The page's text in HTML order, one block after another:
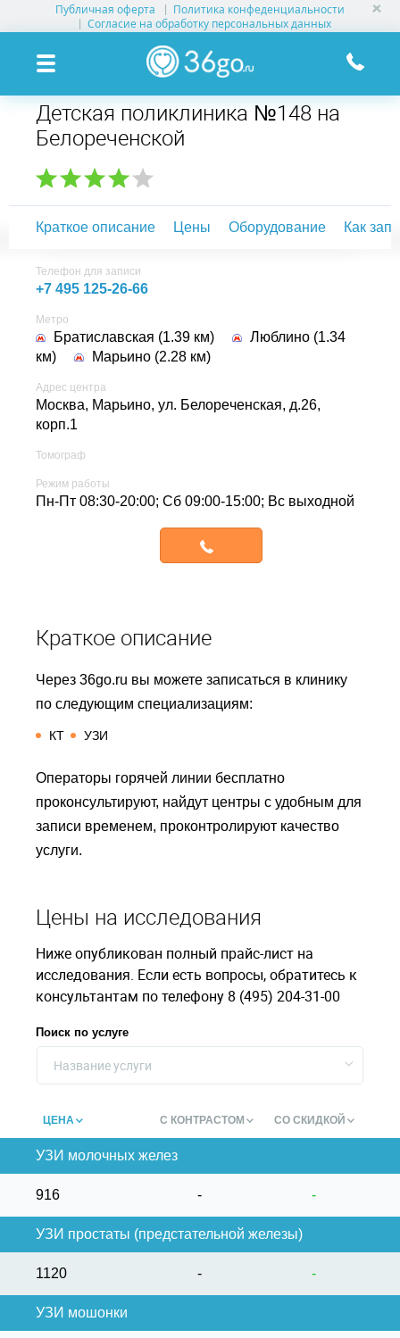
Публичная оферта
Политика конфеденциальности
Согласие на обработку персональных данных
УСЛУГИ КЛИНИК
КЛИНИКИ НА КАРТЕ
ПАМЯТКА ПАЦИЕНТУ
О ПРОЕКТЕ
Детская поликлиника №148 на
Белореченской
Краткое описание Цены Оборудование Как
Телефон для записи
+7 495 125-26-66
Метро
Братиславская (1.39 км)
Люблино (1.34
км)
Марьино (2.28 км)
Адрес центра
Москва, Марьино, ул. Белорeченская, д.26,
корп.1
Томограф
Режим работы
Пн-Пт 08:30-20:00; Сб 09:00-15:00; Вс выходной
Краткое описание
Через 36go.ru вы можете записаться в клинику
по следующим специализациям:
КТ УЗИ
Операторы горячей линии бесплатно
проконсультируют, найдут центры с удобным для
записи временем, проконтролируют качество
услуги.
Цены на исследования
Ниже опубликован полный прайс-лист на
исследования. Если есть вопросы, обратитесь к
консультантам по телефону 8 (495) 204-31-00
Поиск по услуге
Название услуги
ЦЕНА С КОНТРАСТОМ СО СКИДКОЙ
УЗИ молочных желез
916 - -
УЗИ простаты (предстательной железы)
1120 - -
УЗИ мошонки